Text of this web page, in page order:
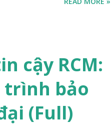
là gì? Bảo
CBM) là gì? Bảo
Bảo trì tập
cậy RCM:
trình bảo
(Full)